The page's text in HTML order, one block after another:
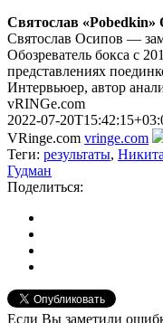
Святослав «Pobedkin»
Святослав Осипов —
Обозреватель бокса с
представлениях
Интервьюер, автор
vRINGe.com
2022-07-
VRinge.com vringe.com
Теги: результаты,
Гудман
Поделиться:
Если Вы заметили